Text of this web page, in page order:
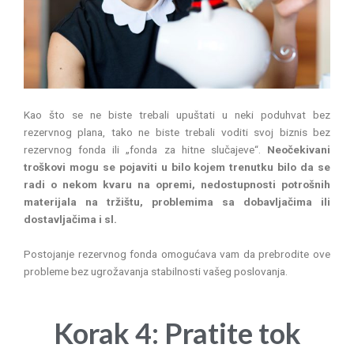
Kao što se ne biste trebali upuštati u neki poduhvat bez
rezervnog plana, tako ne biste trebali voditi svoj biznis bez
rezervnog fonda ili „fonda za hitne slučajeve“. Neočekivani
troškovi mogu se pojaviti u bilo kojem trenutku bilo da se
radi o nekom kvaru na opremi, nedostupnosti potrošnih
materijala na tržištu, problemima sa dobavljačima ili
dostavljačima i sl.
Postojanje rezervnog fonda omogućava vam da prebrodite ove
probleme bez ugrožavanja stabilnosti vašeg poslovanja.
Korak 4: Pratite tok